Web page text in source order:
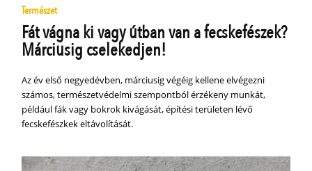
Természet
Fát vágna ki vagy útban van a fecskefészek?
Márciusig cselekedjen!
Az év első negyedévben, márciusig végéig kellene elvégezni
számos, természetvédelmi szempontból érzékeny munkát,
például fák vagy bokrok kivágását, építési területen lévő
fecskefészkek eltávolítását.